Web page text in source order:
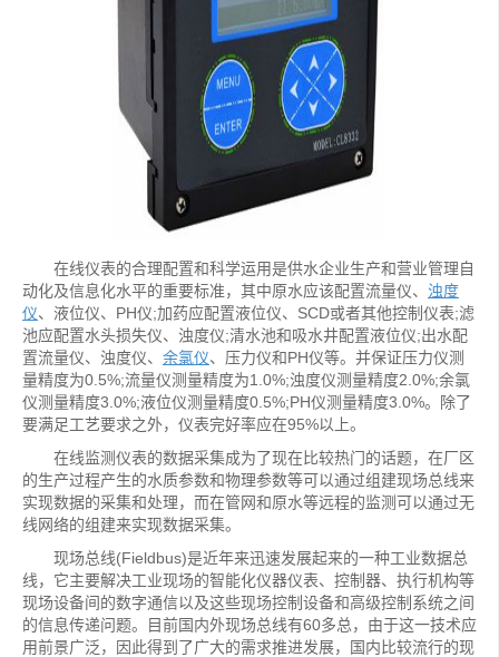
在线仪表的合理配置和科学运用是供水企业生产和营业管理自
动化及信息化水平的重要标准，其中原水应该配置流量仪、 浊度
仪、液位仪、PH仪;加药应配置液位仪、SCD或者其他控制仪表;滤
池应配置水头损失仪、浊度仪;清水池和吸水井配置液位仪;出水配
置流量仪、浊度仪、 余氯仪、压力仪和PH仪等。并保证压力仪测
量精度为0.5%;流量仪测量精度为1.0%;浊度仪测量精度2.0%;余氯
仪测量精度3.0%;液位仪测量精度0.5%;PH仪测量精度3.0%。除了
要满足工艺要求之外，仪表完好率应在95%以上。
在线监测仪表的数据采集成为了现在比较热门的话题，在厂区
的生产过程产生的水质参数和物理参数等可以通过组建现场总线来
实现数据的采集和处理，而在管网和原水等远程的监测可以通过无
线网络的组建来实现数据采集。
现场总线(Fieldbus)是近年来迅速发展起来的一种工业数据总
线，它主要解决工业现场的智能化仪器仪表、控制器、执行机构等
现场设备间的数字通信以及这些现场控制设备和高级控制系统之间
的信息传递问题。目前国内外现场总线有60多总，由于这一技术应
用前景广泛，因此得到了广大的需求推进发展，国内比较流行的现